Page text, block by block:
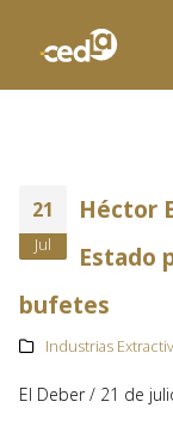
21
Jul
Héctor
Estado
bufetes
Industrias
El Deber / 21 de